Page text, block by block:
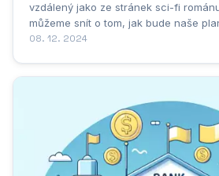
vzdálený jako ze stránek sci-fi
můžeme snít o tom, jak bude naše
Představte si svět, kde jsou města
08. 12. 2024